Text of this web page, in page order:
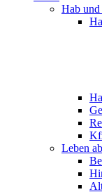
Hab und
Leben